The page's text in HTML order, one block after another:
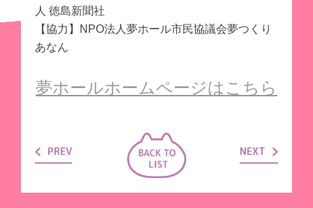
人 徳島新聞社
【協力】NPO法人夢ホール市民協議会夢つくり
あなん
夢ホールホームページはこちら
PREV NEXT